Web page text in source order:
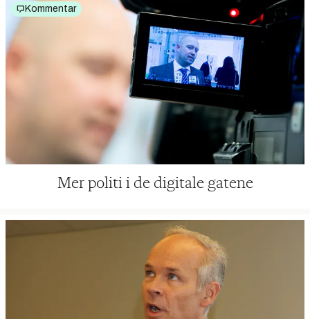
Kommentar
Mer politi i de digitale gatene